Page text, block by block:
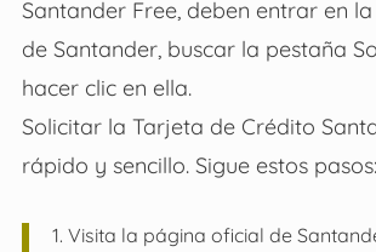
Santander Free, deben entrar en
de Santander, buscar la pestaña
hacer clic en ella.
Solicitar la Tarjeta de Crédito
rápido y sencillo. Sigue estos pasos:
Visita la página oficial de